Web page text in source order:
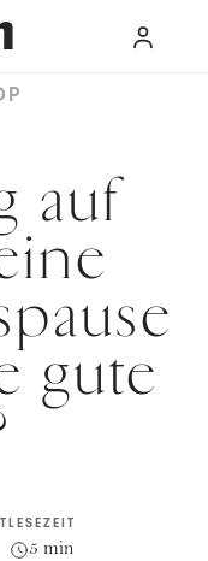
auf
gute
LESEZEIT
5 min